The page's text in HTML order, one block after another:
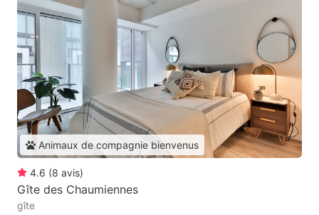
Animaux de compagnie bienvenus
4.6 (8 avis)
Gîte des Chaumiennes
gîte